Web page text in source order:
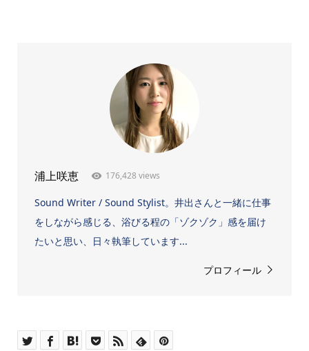
浦上咲恵 176,428 views
Sound Writer / Sound Stylist。井出さんと一緒に仕事
をしながら感じる、浴びる程の「ゾクゾク」感を届け
たいと思い、日々執筆しています...
プロフィール